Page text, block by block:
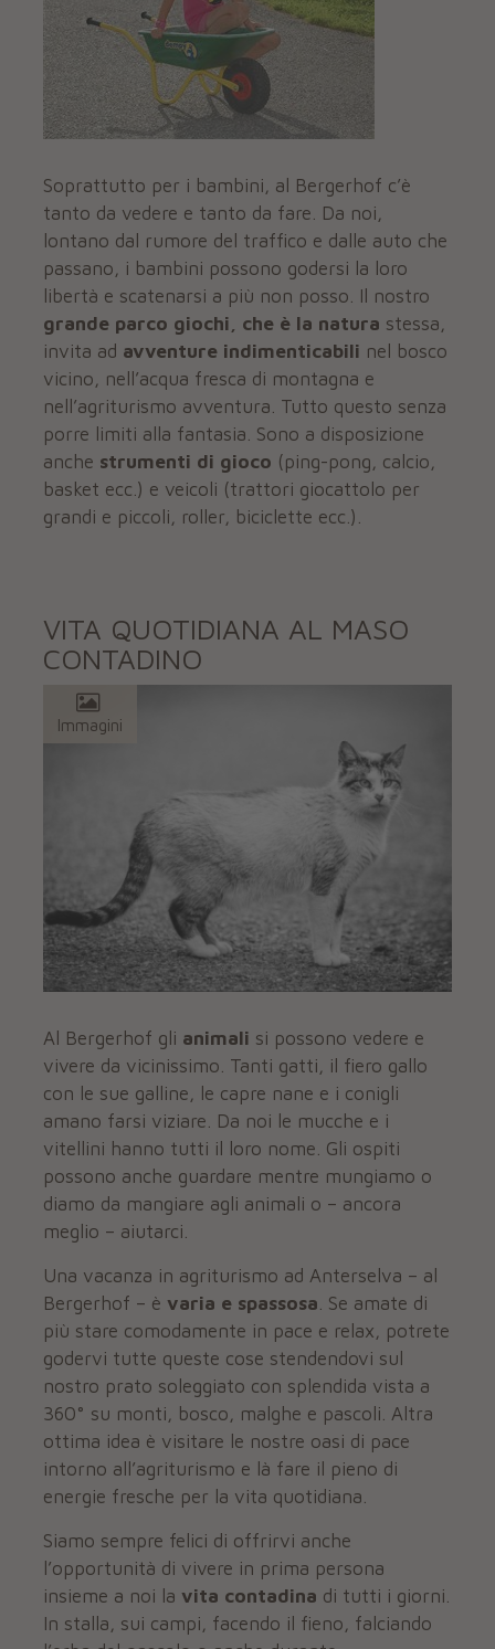
Soprattutto per i bambini, al Bergerhof c’è
tanto da vedere e tanto da fare. Da noi,
lontano dal rumore del traffico e dalle auto che
passano, i bambini possono godersi la loro
libertà e scatenarsi a più non posso. Il nostro
grande parco giochi, che è la natura stessa,
invita ad avventure indimenticabili nel bosco
vicino, nell’acqua fresca di montagna e
nell’agriturismo avventura. Tutto questo senza
porre limiti alla fantasia. Sono a disposizione
anche strumenti di gioco (ping-pong, calcio,
basket ecc.) e veicoli (trattori giocattolo per
grandi e piccoli, roller, biciclette ecc.).
VITA QUOTIDIANA AL MASO
CONTADINO
Immagini
Al Bergerhof gli animali si possono vedere e
vivere da vicinissimo. Tanti gatti, il fiero gallo
con le sue galline, le capre nane e i conigli
amano farsi viziare. Da noi le mucche e i
vitellini hanno tutti il loro nome. Gli ospiti
possono anche guardare mentre mungiamo o
diamo da mangiare agli animali o – ancora
meglio – aiutarci.
Una vacanza in agriturismo ad Anterselva – al
Bergerhof – è varia e spassosa . Se amate di
più stare comodamente in pace e relax, potrete
godervi tutte queste cose stendendovi sul
nostro prato soleggiato con splendida vista a
360° su monti, bosco, malghe e pascoli. Altra
ottima idea è visitare le nostre oasi di pace
intorno all’agriturismo e là fare il pieno di
energie fresche per la vita quotidiana.
Siamo sempre felici di offrirvi anche
l’opportunità di vivere in prima persona
insieme a noi la vita contadina di tutti i giorni.
In stalla, sui campi, facendo il fieno, falciando